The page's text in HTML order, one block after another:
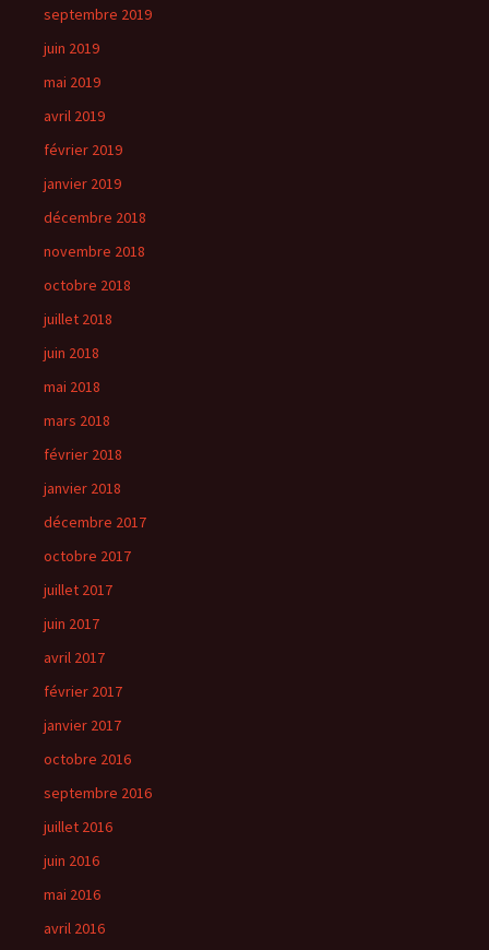
septembre 2019
juin 2019
mai 2019
avril 2019
février 2019
janvier 2019
décembre 2018
novembre 2018
octobre 2018
juillet 2018
juin 2018
mai 2018
mars 2018
février 2018
janvier 2018
décembre 2017
octobre 2017
juillet 2017
juin 2017
avril 2017
février 2017
janvier 2017
octobre 2016
septembre 2016
juillet 2016
juin 2016
mai 2016
avril 2016